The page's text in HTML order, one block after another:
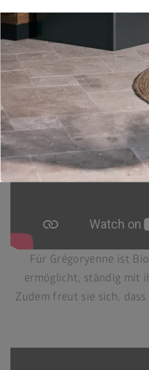
Für Grégoryenne ist
ermöglicht, ständig mit
Zudem freut sie sich,